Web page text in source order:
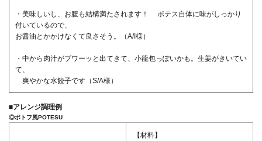
・美味しいし、お腹も結構満たされます！ ポテス自体に味がしっかり
付いているので、
お醤油とかかけなくて良さそう。（A/I様）
・中から肉汁がブワーッと出てきて、小龍包っぽいかも。生姜がきいてい
て、
爽やかな水餃子です（S/A様）
■アレンジ調理例
◎ポトフ風POTESU
【材料】